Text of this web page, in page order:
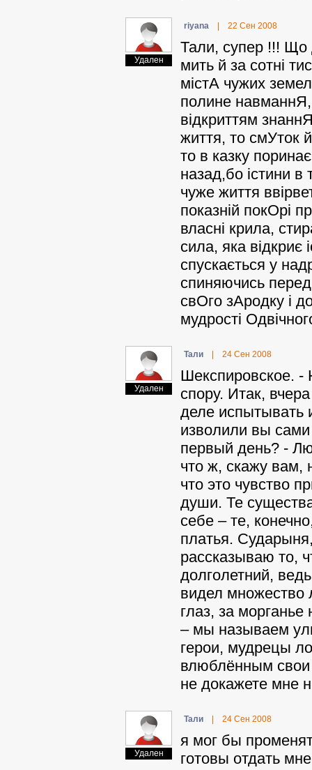
Удален
riyana 22 Сен 2008
Тали, супер !!! Що
мить й за сотні
містА чужих
полине навманнЯ,
відкриттям
життя, то смУток
то в казку
назад,бо істини в
чуже життя
показній покОрі
власні крила,
сила, яка відкриє
спускається у
спиняючись
свОго зАродку і
мудрості
Удален
Taли 24 Сен 2008
Шекспировское. -
спору. Итак,
деле испытывать
изволили вы
первый день? -
что ж, скажу вам,
что это чувство
души. Те
себе – те,
платья.
рассказываю то,
долголетний,
видел множество
глаз, за
– мы называем
герои, мудрецы
влюблённым
не докажете мне
Удален
Taли 24 Сен 2008
я мог бы
готовы отдать